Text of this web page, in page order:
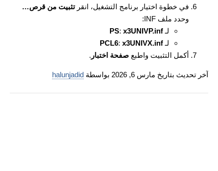
في خطوة اختيار برنامج التشغيل، انقرتثبيت من قرص…
وحدد ملف INF:
لـ
PS: x3UNIVP.inf
لـ
PCL6: x3UNIVX.inf
أكمل التثبيت واطبع صفحة اختبار .
آخر تحديث بتاريخ مارس 6, 2026 بواسطة halunjadid